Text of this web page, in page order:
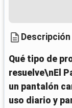
Qué tipo de
resuelve\nEl
un pantalón
uso diario y